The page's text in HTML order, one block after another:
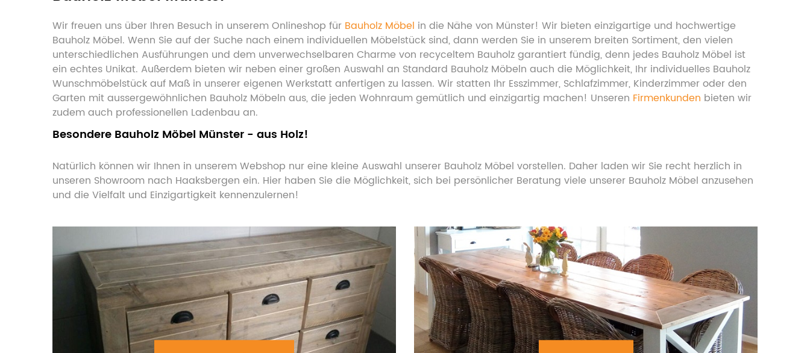
Wir freuen uns über Ihren Besuch in unserem Onlineshop für Bauholz Möbel in die Nähe von Münster! Wir bieten einzigartige und hochwertige
Bauholz Möbel. Wenn Sie auf der Suche nach einem individuellen Möbelstück sind, dann werden Sie in unserem breiten Sortiment, den vielen
unterschiedlichen Ausführungen und dem unverwechselbaren Charme von recyceltem Bauholz garantiert fündig, denn jedes Bauholz Möbel ist
ein echtes Unikat. Außerdem bieten wir neben einer großen Auswahl an Standard Bauholz Möbeln auch die Möglichkeit, Ihr individuelles Bauholz
Wunschmöbelstück auf Maß in unserer eigenen Werkstatt anfertigen zu lassen. Wir statten Ihr Esszimmer, Schlafzimmer, Kinderzimmer oder den
Garten mit aussergewöhnlichen Bauholz Möbeln aus, die jeden Wohnraum gemütlich und einzigartig machen! Unseren Firmenkunden bieten wir
zudem auch professionellen Ladenbau an.
Besondere Bauholz Möbel Münster - aus Holz!
Natürlich können wir Ihnen in unserem Webshop nur eine kleine Auswahl unserer Bauholz Möbel vorstellen. Daher laden wir Sie recht herzlich in
unseren Showroom nach Haaksbergen ein. Hier haben Sie die Möglichkeit, sich bei persönlicher Beratung viele unserer Bauholz Möbel anzusehen
und die Vielfalt und Einzigartigkeit kennenzulernen!